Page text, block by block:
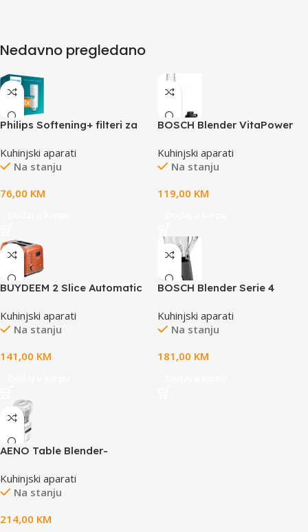
Nedavno pregledano
Philips Softening+ filteri za
pack)
Kuhinjski aparati
Na stanju
76,00 KM
BOSCH Blender VitaPower
RPM, ToGo Boca
Kuhinjski aparati
Na stanju
119,00 KM
BUYDEEM 2 Slice Automatic
DT730E, color Koi Red, EU
Kuhinjski aparati
Na stanju
141,00 KM
BOSCH Blender Serie 4
30.000 rpm, SI
Kuhinjski aparati
Na stanju
181,00 KM
AENO Table Blender-
35000 rpm, boiling mode,
high borosilicate glass cup,
preset time, LED-display
Kuhinjski aparati
Na stanju
214,00 KM